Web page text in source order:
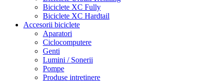
Biciclete XC Fully
Biciclete XC Hardtail
Accesorii biciclete
Aparatori
Ciclocomputere
Genti
Lumini / Sonerii
Pompe
Produse intretinere